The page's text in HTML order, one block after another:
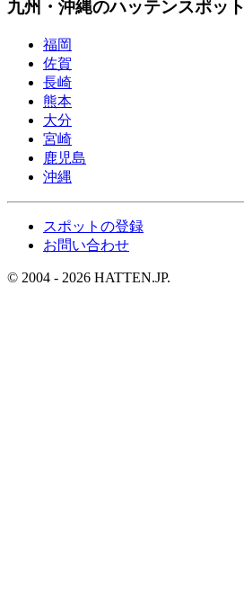
九州・沖縄のハッテンスポット
福岡
佐賀
長崎
熊本
大分
宮崎
鹿児島
沖縄
スポットの登録
お問い合わせ
© 2004 - 2026 HATTEN.JP.